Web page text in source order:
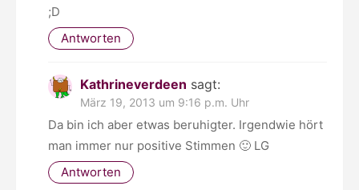
;D
Antworten
Kathrineverdeen sagt:
März 19, 2013 um 9:16 p.m. Uhr
Da bin ich aber etwas beruhigter. Irgendwie hört
man immer nur positive Stimmen 🙂 LG
Antworten